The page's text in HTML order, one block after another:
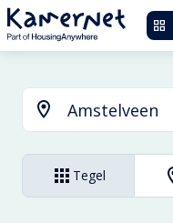
Tegel